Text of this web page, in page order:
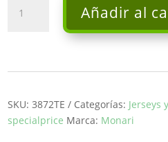
manga
Añadir al
SKU: 3872TE Categorías: Jerseys
specialprice Marca: Monari